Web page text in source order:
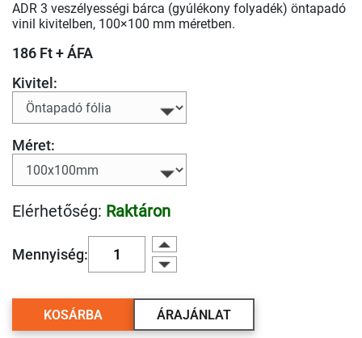
ADR 3 veszélyességi bárca (gyúlékony folyadék) öntapadó
vinil kivitelben, 100×100 mm méretben.
186 Ft + ÁFA
Kivitel:
Méret:
Elérhetőség: Raktáron
Mennyiség:
KOSÁRBA ÁRAJÁNLAT